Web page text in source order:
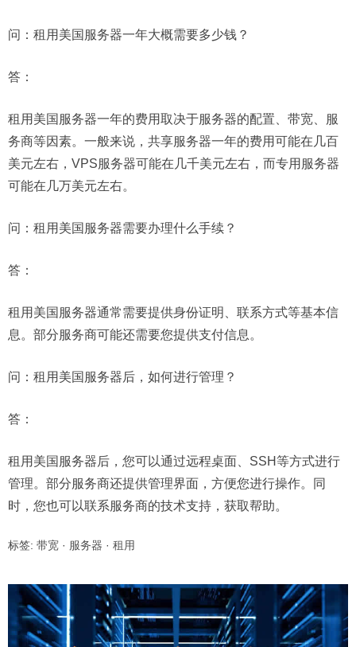
问： 租用美国服务器一年大概需要多少钱？
答：
租用美国服务器一年的费用取决于服务器的配置、带宽、服
务商等因素。一般来说，共享服务器一年的费用可能在几百
美元左右，VPS服务器可能在几千美元左右，而专用服务器
可能在几万美元左右。
问： 租用美国服务器需要办理什么手续？
答：
租用美国服务器通常需要提供身份证明、联系方式等基本信
息。部分服务商可能还需要您提供支付信息。
问： 租用美国服务器后，如何进行管理？
答：
租用美国服务器后，您可以通过远程桌面、SSH等方式进行
管理。部分服务商还提供管理界面，方便您进行操作。同
时，您也可以联系服务商的技术支持，获取帮助。
标签: 带宽 · 服务器 · 租用